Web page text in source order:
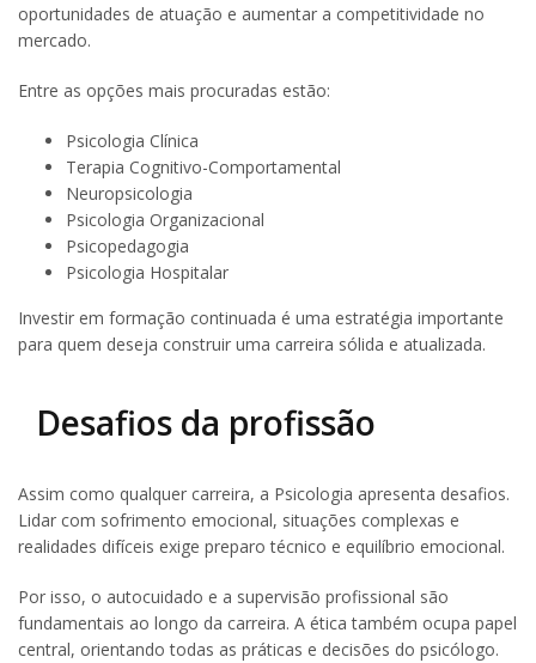
oportunidades de atuação e aumentar a competitividade no
mercado.
Entre as opções mais procuradas estão:
Psicologia Clínica
Terapia Cognitivo-Comportamental
Neuropsicologia
Psicologia Organizacional
Psicopedagogia
Psicologia Hospitalar
Investir em formação continuada é uma estratégia importante
para quem deseja construir uma carreira sólida e atualizada.
Desafios da profissão
Assim como qualquer carreira, a Psicologia apresenta desafios.
Lidar com sofrimento emocional, situações complexas e
realidades difíceis exige preparo técnico e equilíbrio emocional.
Por isso, o autocuidado e a supervisão profissional são
fundamentais ao longo da carreira. A ética também ocupa papel
central, orientando todas as práticas e decisões do psicólogo.